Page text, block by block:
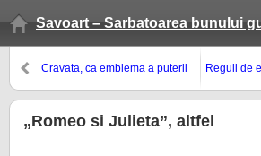
Savoart – Sarbatoarea bunului
Cravata, ca emblema a puterii
Reguli de
„Romeo si Julieta”, altfel